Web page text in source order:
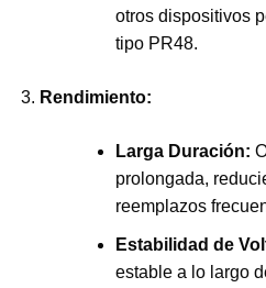
otros dispositivos
tipo PR48.
Rendimiento:
Larga Duración:
prolongada,
reemplazos
Estabilidad de
estable a lo largo